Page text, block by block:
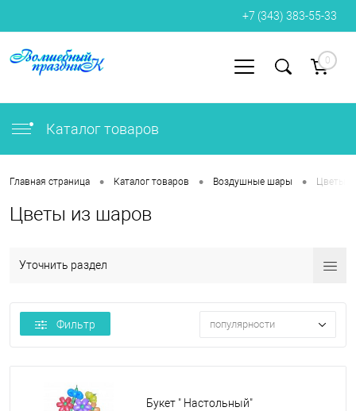
+7 (343) 383-55-33
0
Каталог товаров
Главная страница • Каталог товаров • Воздушные шары • Цветы
Цветы из шаров
Уточнить раздел
Фильтр популярности
Букет " Настольный"